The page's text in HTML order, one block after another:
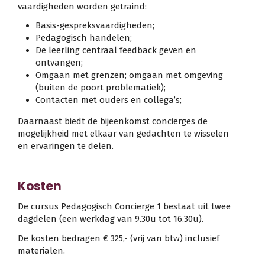
vaardigheden worden getraind:
Basis-gespreksvaardigheden;
Pedagogisch handelen;
De leerling centraal feedback geven en
ontvangen;
Omgaan met grenzen; omgaan met omgeving
(buiten de poort problematiek);
Contacten met ouders en collega’s;
Daarnaast biedt de bijeenkomst conciërges de
mogelijkheid met elkaar van gedachten te wisselen
en ervaringen te delen.
Kosten
De cursus Pedagogisch Conciërge 1 bestaat uit twee
dagdelen (een werkdag van 9.30u tot 16.30u).
De kosten bedragen € 325,- (vrij van btw) inclusief
materialen.